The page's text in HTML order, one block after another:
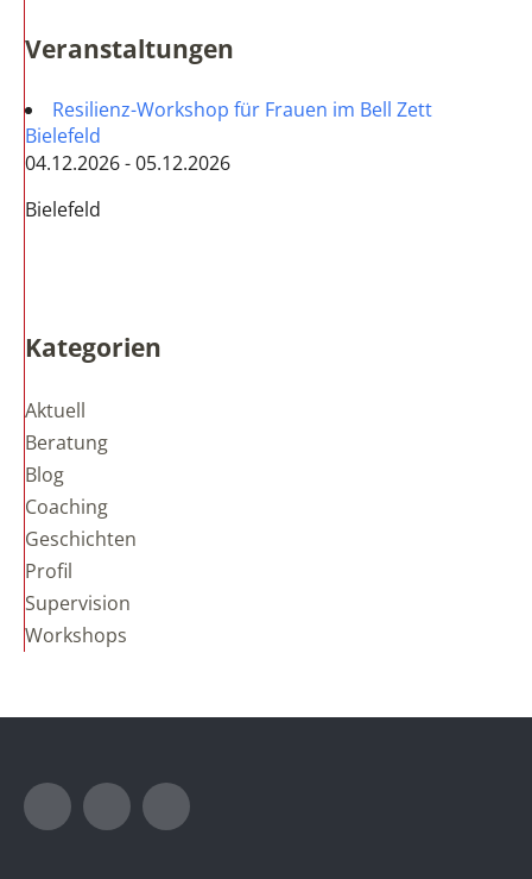
Veranstaltungen
Resilienz-Workshop für Frauen im Bell Zett
Bielefeld
04.12.2026 - 05.12.2026
Bielefeld
Kategorien
Aktuell
Beratung
Blog
Coaching
Geschichten
Profil
Supervision
Workshops
InstagramLinkedIn